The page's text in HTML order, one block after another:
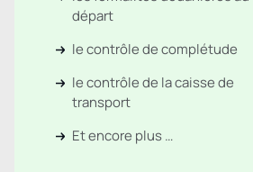
départ
le contrôle de complétude
le contrôle de la caisse de
transport
Et encore plus …